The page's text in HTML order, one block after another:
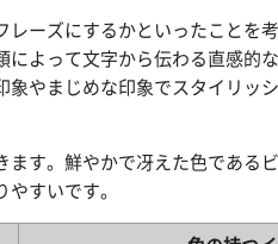
ーズにするかといったことを
よって文字から伝わる直感的
やまじめな印象でスタイリッ
す。鮮やかで冴えた色である
すいです。